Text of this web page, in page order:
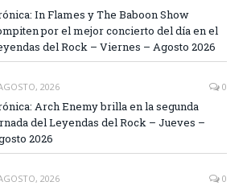
In Flames y The Baboon Show
por el mejor concierto del día en el
del Rock – Viernes – Agosto 2026
2026 0
Arch Enemy brilla en la segunda
del Leyendas del Rock – Jueves –
2026
2026 0